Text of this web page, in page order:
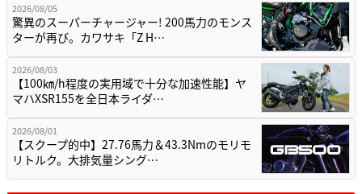
2026/08/05
驚異のスーパーチャージャー! 200馬力のモンス
ターが再び。カワサキ「Z H…
2026/08/03
【100㎞/h程度の実用域で十分な加速性能】ヤ
マハXSR155を全日本ライダ…
2026/08/01
【スクープ的中】27.76馬力＆43.3Nmのモリモ
リトルク。大排気量シング…